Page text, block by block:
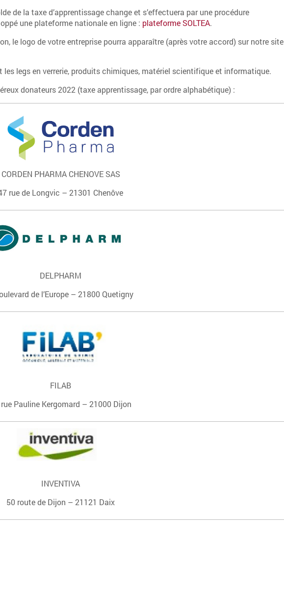
de la taxe d’apprentissage change et s’effectuera par une procédure
une plateforme nationale en ligne : plateforme SOLTEA.
le logo de votre entreprise pourra apparaître (après votre accord) sur notre site
legs en verrerie, produits chimiques, matériel scientifique et informatique.
donateurs 2022 (taxe apprentissage, par ordre alphabétique) :
CORDEN PHARMA CHENOVE SAS
rue de Longvic – 21301 Chenôve
DELPHARM
de l’Europe – 21800 Quetigny
FILAB
Pauline Kergomard – 21000 Dijon
INVENTIVA
50 route de Dijon – 21121 Daix